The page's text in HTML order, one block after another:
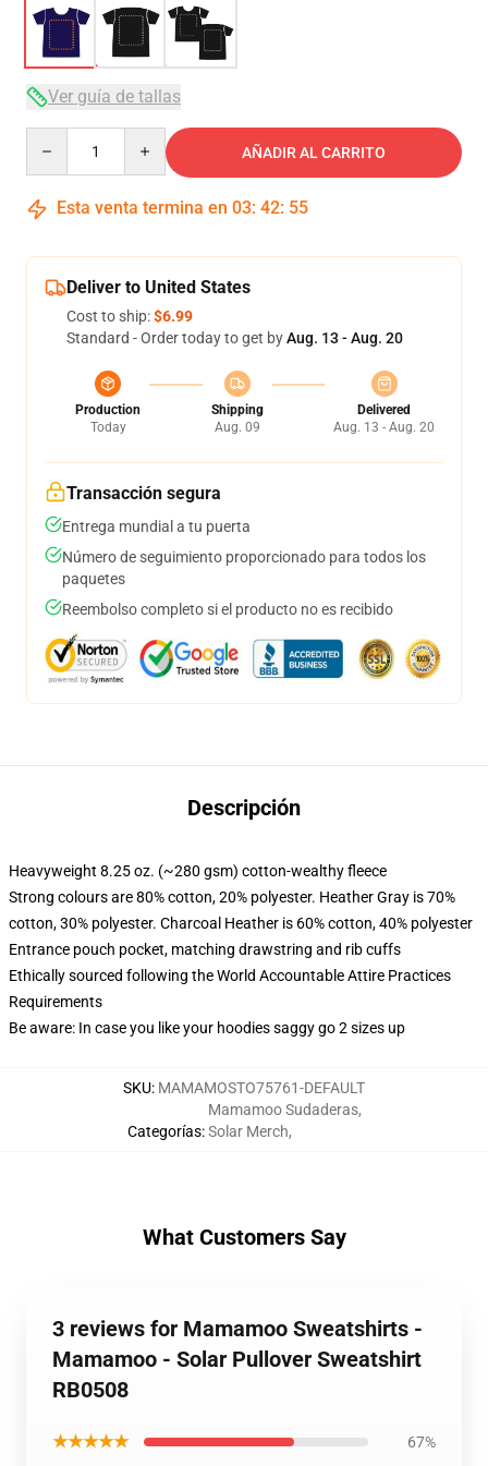
Ver guía de tallas
AÑADIR AL CARRITO
Esta venta termina en 03: 42: 54
Deliver to United States
Cost to ship:$6.99
Standard - Order today to get byAug. 13 - Aug. 20
Production
Today
Shipping
Aug. 09
Delivered
Aug. 13 - Aug. 20
Transacción segura
Entrega mundial a tu puerta
Número de seguimiento proporcionado para todos los
paquetes
Reembolso completo si el producto no es recibido
Descripción
Heavyweight 8.25 oz. (~280 gsm) cotton-wealthy fleece
Strong colours are 80% cotton, 20% polyester. Heather Gray is 70%
cotton, 30% polyester. Charcoal Heather is 60% cotton, 40% polyester
Entrance pouch pocket, matching drawstring and rib cuffs
Ethically sourced following the World Accountable Attire Practices
Requirements
Be aware: In case you like your hoodies saggy go 2 sizes up
SKU: MAMAMOSTO75761-DEFAULT
Categorías:
Mamamoo Sudaderas,
Solar Merch,
What Customers Say
3 reviews for Mamamoo Sweatshirts -
Mamamoo - Solar Pullover Sweatshirt
RB0508
★★★★★ 67%